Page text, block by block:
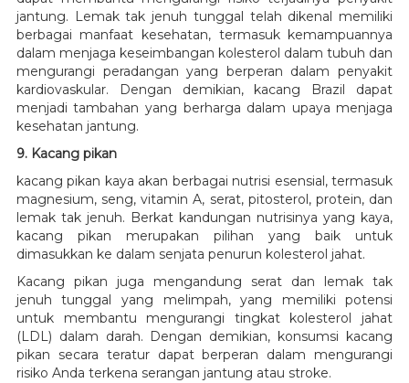
jantung. Lemak tak jenuh tunggal telah dikenal memiliki
berbagai manfaat kesehatan, termasuk kemampuannya
dalam menjaga keseimbangan kolesterol dalam tubuh dan
mengurangi peradangan yang berperan dalam penyakit
kardiovaskular. Dengan demikian, kacang Brazil dapat
menjadi tambahan yang berharga dalam upaya menjaga
kesehatan jantung.
9. Kacang pikan
kacang pikan kaya akan berbagai nutrisi esensial, termasuk
magnesium, seng, vitamin A, serat, pitosterol, protein, dan
lemak tak jenuh. Berkat kandungan nutrisinya yang kaya,
kacang pikan merupakan pilihan yang baik untuk
dimasukkan ke dalam senjata penurun kolesterol jahat.
Kacang pikan juga mengandung serat dan lemak tak
jenuh tunggal yang melimpah, yang memiliki potensi
untuk membantu mengurangi tingkat kolesterol jahat
(LDL) dalam darah. Dengan demikian, konsumsi kacang
pikan secara teratur dapat berperan dalam mengurangi
risiko Anda terkena serangan jantung atau stroke.